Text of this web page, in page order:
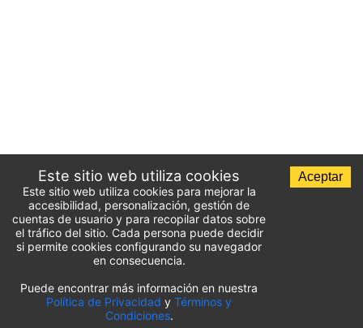
Lista de aparcamientos del aeropuerto
Este sitio web utiliza cookies
Este sitio web utiliza cookies para mejorar la
accesibilidad, personalización, gestión de
cuentas de usuario y para recopilar datos sobre
el tráfico del sitio. Cada persona puede decidir
si permite cookies configurando su navegador
en consecuencia.
Puede encontrar más información en nuestra
Política de Privacidad y Términos y
Condiciones.
Aceptar